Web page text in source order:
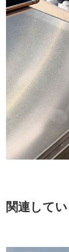
関連して